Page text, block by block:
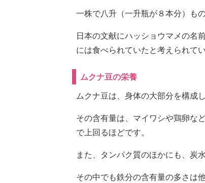
一株で八升（一升瓶が８本分）も
日本の文献にハッショウマメの名
には食べられていたと考えられてい
ムクナ豆の栄養
ムクナ豆は、身体の大部分を構成
その含有量は、マイワシや鶏卵な
で上回るほどです。
また、タンパク質のほかにも、炭
その中でも鉄分の含有量の多さは